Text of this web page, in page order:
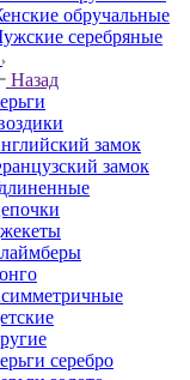
обручальные
серебряные
Назад
замок
замок
серебро